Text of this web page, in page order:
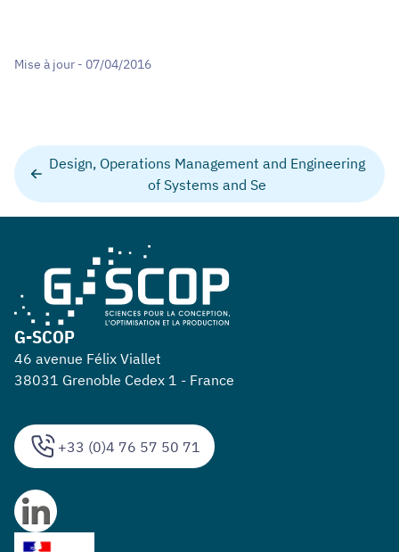
Mise à jour - 07/04/2016
Design, Operations Management and Engineering
of Systems and Se
+33 (0)4 76 57 50 71
G-SCOP
46 avenue Félix Viallet
38031 Grenoble Cedex 1 - France